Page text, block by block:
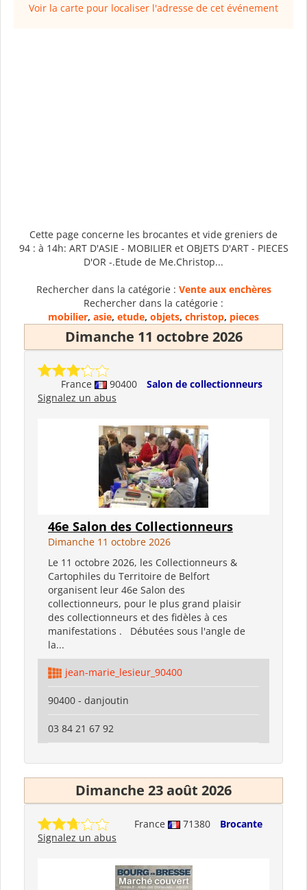
Voir la carte pour localiser l'adresse de cet événement
Cette page concerne les brocantes et vide greniers de
94 : à 14h: ART D'ASIE - MOBILIER et OBJETS D'ART - PIECES
D'OR -.Etude de Me.Christop...
Rechercher dans la catégorie : Vente aux enchères
Rechercher dans la catégorie :
mobilier, asie, etude, objets, christop, pieces
Dimanche 11 octobre 2026
France 90400
Salon de collectionneurs
Signalez un abus
46e Salon des Collectionneurs
Dimanche 11 octobre 2026
Le 11 octobre 2026, les Collectionneurs &
Cartophiles du Territoire de Belfort
organisent leur 46e Salon des
collectionneurs, pour le plus grand plaisir
des collectionneurs et des fidèles à ces
manifestations . Débutées sous l'angle de
la...
jean-marie_lesieur_90400
90400 - danjoutin
03 84 21 67 92
Dimanche 23 août 2026
France 71380
Brocante
Signalez un abus